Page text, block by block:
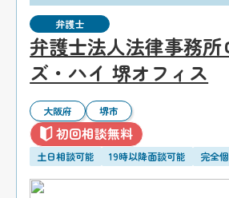
弁護士
弁護士法人法律事務所
ズ・ハイ 堺オフィス
大阪府 堺市
初回相談無料
土日相談可能 19時以降面談可能 完全